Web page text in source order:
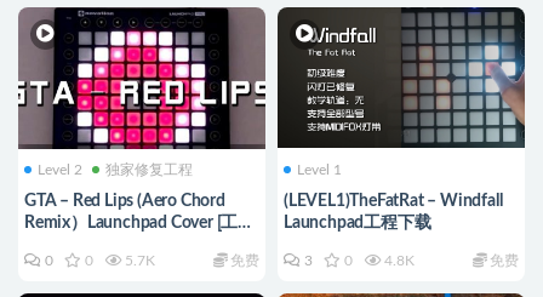
Level 2 独家修复工程
GTA – Red Lips (Aero Chord
Remix）Launchpad Cover [工程
0 0 5.7K 免费
Level 1
(LEVEL1)TheFatRat – Windfall
Launchpad工程下载
3 0 4.8K 免费